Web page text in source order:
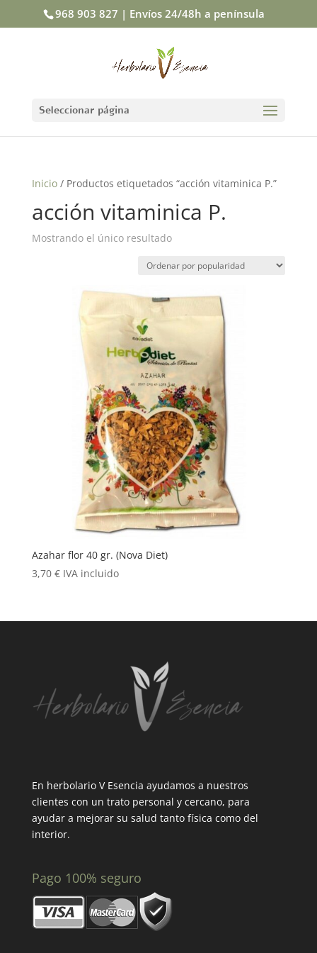
968 903 827 | Envíos 24/48h a península
Seleccionar página
Inicio/ Productos etiquetados “acción vitaminica P.”
acción vitaminica P.
Mostrando el único resultado
Azahar flor 40 gr. (Nova Diet)
3,70 € IVA incluido
En herbolario V Esencia ayudamos a nuestros
clientes con un trato personal y cercano, para
ayudar a mejorar su salud tanto física como del
interior.
Pago 100% seguro